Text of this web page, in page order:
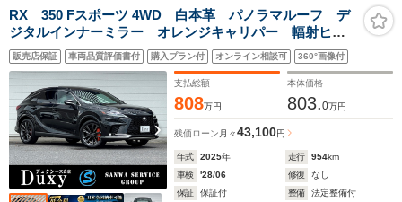
RX 350 Fスポーツ 4WD 白本革 パノラマルーフ デ
ジタルインナーミラー オレンジキャリパー 輻射ヒー
ター 後席電動リクライニング+シートヒーター&ベンチ
レーション 改善後アンビエントライト 内蔵ドライブ
レコーダー前後 純正21AW
販売店保証 車両品質評価書付 購入プラン付 オンライン相談可 360°画像付
支払総額
808万円
本体価格
803.0万円
残価ローン 月々43,100円
年式 2025年 走行 954km
車検
'28/06 修復
なし
保証
保証付 整備
法定整備付